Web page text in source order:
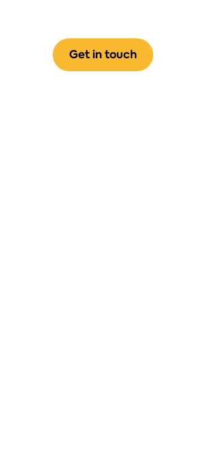
Get in touch